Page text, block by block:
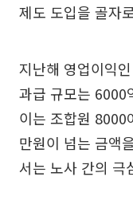
제도 도입을 골자
지난해 영업이익
과급 규모는 6000
이는 조합원 8000
만원이 넘는 금액
서는 노사 간의 극